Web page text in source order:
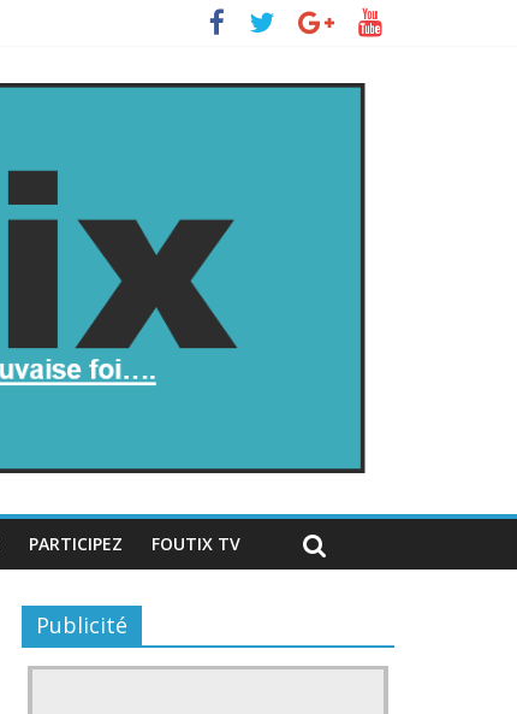
PARTICIPEZ FOUTIX TV
Publicité